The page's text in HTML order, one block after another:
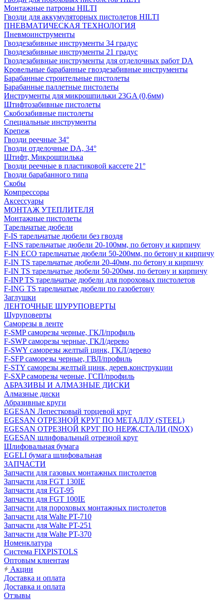
Монтажные патроны HILTI
Гвозди для аккумуляторных пистолетов HILTI
ПНЕВМАТИЧЕСКАЯ ТЕХНОЛОГИЯ
Пневмоинструменты
Гвоздезабивные инструменты 34 градус
Гвоздезабивные инструменты 21 градус
Гвоздезабивные инструменты для отделочных работ DA
Кровельные барабанные гвоздезабивные инструменты
Барабанные строительные пистолеты
Барабанные паллетные пистолеты
Инструменты для микрошпильки 23GA (0,6мм)
Штифтозабивные пистолеты
Скобозабивные пистолеты
Специальные инструменты
Крепеж
Гвозди реечные 34°
Гвозди отделочные DA, 34°
Штифт, Микрошпилька
Гвозди реечные в пластиковой кассете 21°
Гвозди барабанного типа
Скобы
Компрессоры
Аксессуары
МОНТАЖ УТЕПЛИТЕЛЯ
Монтажные пистолеты
Тарельчатые дюбели
F-IS тарельчатые дюбели без гвоздя
F-INS тарельчатые дюбели 20-100мм, по бетону и кирпичу
F-IN ECO тарельчатые дюбели 50-200мм, по бетону и кирпичу
F-IN TS тарельчатые дюбели 20-40мм, по бетону и кирпичу
F-IN TS тарельчатые дюбели 50-200мм, по бетону и кирпичу
F-INP TS тарельчатые дюбели для пороховых пистолетов
F-ING TS тарельчатые дюбели по газобетону
Заглушки
ЛЕНТОЧНЫЕ ШУРУПОВЕРТЫ
Шуруповерты
Саморезы в ленте
F-SMP саморезы черные, ГКЛ/профиль
F-SWP саморезы черные, ГКЛ/дерево
F-SWY саморезы желтый цинк, ГКЛ/дерево
F-SFP саморезы черные, ГВЛ/профиль
F-STY саморезы желтый цинк, дерев.конструкции
F-SXP саморезы черные, ГСП/профиль
АБРАЗИВЫ И АЛМАЗНЫЕ ДИСКИ
Алмазные диски
Абразивные круги
EGESAN Лепестковый торцевой круг
EGESAN ОТРЕЗНОЙ КРУГ ПО МЕТАЛЛУ (STEEL)
EGESAN ОТРЕЗНОЙ КРУГ ПО НЕРЖ.СТАЛИ (INOX)
EGESAN шлифовальный отрезной круг
Шлифовальная бумага
EGELI бумага шлифовальная
ЗАПЧАСТИ
Запчасти для газовых монтажных пистолетов
Запчасти для FGT 130IE
Запчасти для FGT-95
Запчасти для FGT 100IE
Запчасти для пороховых монтажных пистолетов
Запчасти для Walte PT-710
Запчасти для Walte PT-251
Запчасти для Walte PT-370
Номенклатура
Система FIXPISTOLS
Оптовым клиентам
Акции
Доставка и оплата
Доставка и оплата
Отзывы